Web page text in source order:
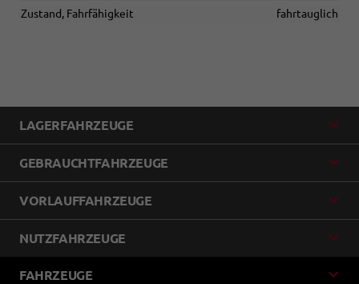
Zustand, Fahrfähigkeit
fahrtauglich
LAGERFAHRZEUGE
GEBRAUCHTFAHRZEUGE
VORLAUFFAHRZEUGE
NUTZFAHRZEUGE
FAHRZEUGE